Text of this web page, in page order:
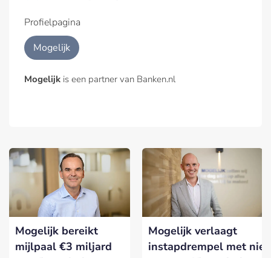
Profielpagina
Mogelijk
Mogelijk is een partner van Banken.nl
Mogelijk bereikt
mijlpaal €3 miljard
Mogelijk verlaagt
instapdrempel met